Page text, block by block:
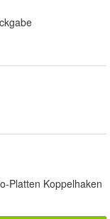
Platten Koppelhaken